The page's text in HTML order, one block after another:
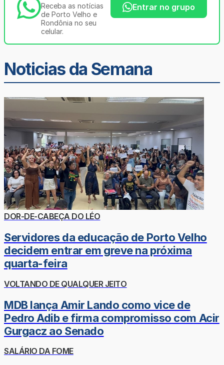
Receba as notícias
de Porto Velho e
Rondônia no seu
celular.
Entrar no grupo
Noticias da Semana
DOR-DE-CABEÇA DO LÉO
Servidores da educação de Porto Velho
decidem entrar em greve na próxima
quarta-feira
VOLTANDO DE QUALQUER JEITO
MDB lança Amir Lando como vice de
Pedro Adib e firma compromisso com Acir
Gurgacz ao Senado
SALÁRIO DA FOME